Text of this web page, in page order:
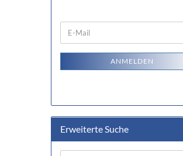
ZURE-
Mail
ANMELDEN
Erweiterte Suche